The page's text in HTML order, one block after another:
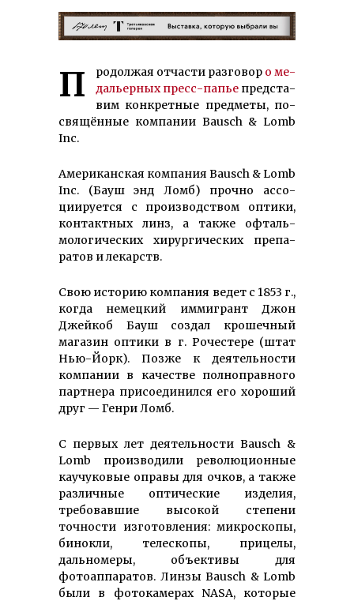
Продолжая отчасти разговор о ме­
дальер­ных пресс-папье пред­ста­
вим конкрет­ные пред­ме­ты, по­
свящён­ные ком­пании Bausch & Lomb
Inc.
Аме­ри­кан­ская ком­пания Bausch & Lomb
Inc. (Бауш энд Ломб) прочно ас­со­
циируется с произ­вод­ством оптики,
контактных линз, а также офталь­
моло­ги­ческих хи­рур­ги­че­ских пре­па­
ратов и лекарств.
Свою историю компания ведет с 1853 г.,
когда немецкий иммигрант Джон
Джейкоб Бауш создал крошечный
магазин оптики в г. Рочестере (штат
Нью-Йорк). Позже к деятельности
компании в качестве полноправного
партнера присоединился его хороший
друг — Генри Ломб.
С первых лет деятельности Bausch &
Lomb производили революционные
каучуковые оправы для очков, а также
различные оптические изделия,
требовавшие высокой степени
точности изготовления: микроскопы,
бинокли, телескопы, прицелы,
дальномеры, объективы для
фотоаппаратов. Линзы Bausch & Lomb
были в фотокамерах NASA, которые